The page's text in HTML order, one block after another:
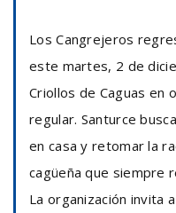
Los Cangrejeros
este martes, 2 de
Criollos de Caguas en
regular. Santurce
en casa y retomar la
cagüeña que siempre
La organización invita